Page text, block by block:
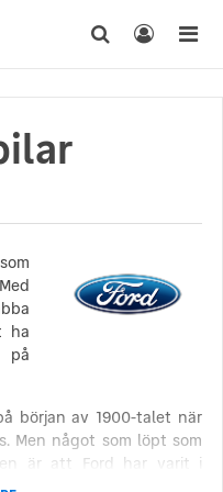
ha
på
början av 1900-talet när
Men något som löpt som
är att Ford har varit i
och innovation i sin